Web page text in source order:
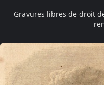
Gravures libres de droit